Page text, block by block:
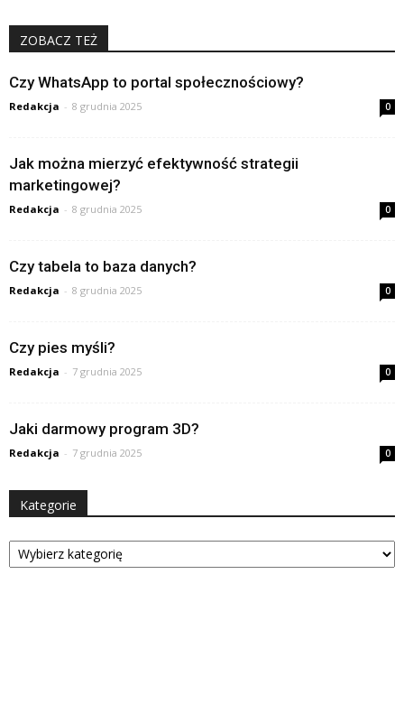
ZOBACZ TEŻ
Czy WhatsApp to portal społecznościowy?
Redakcja - 8 grudnia 2025 0
Jak można mierzyć efektywność strategii
marketingowej?
Redakcja - 8 grudnia 2025 0
Czy tabela to baza danych?
Redakcja - 8 grudnia 2025 0
Czy pies myśli?
Redakcja - 7 grudnia 2025 0
Jaki darmowy program 3D?
Redakcja - 7 grudnia 2025 0
Kategorie
Kategorie